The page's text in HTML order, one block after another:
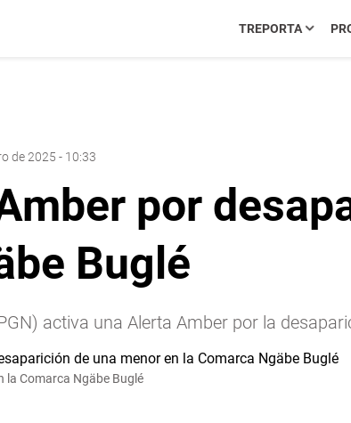
TREPORTA
de 2025 - 10:33
por
Buglé
activa una Alerta Amber por la
la Comarca Ngäbe Buglé